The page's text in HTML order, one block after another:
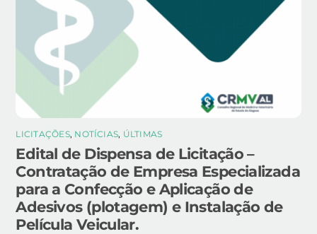
LICITAÇÕES, NOTÍCIAS, ÚLTIMAS
Edital de Dispensa de Licitação –
Contratação de Empresa Especializada
para a Confecção e Aplicação de
Adesivos (plotagem) e Instalação de
Película Veicular.